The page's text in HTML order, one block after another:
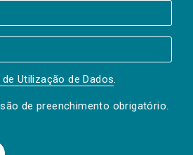
Utilização de Dados.
de preenchimento obrigatório.